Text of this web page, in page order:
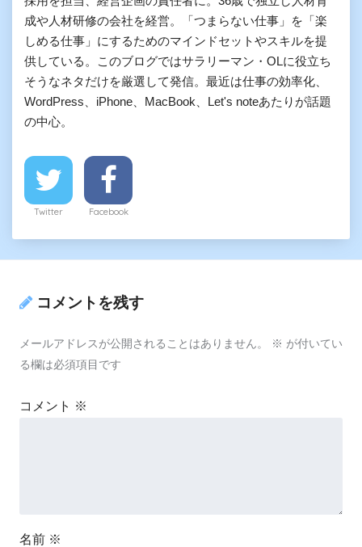
成や人材研修の会社を経営。「つまらない仕事」を「楽
しめる仕事」にするためのマインドセットやスキルを提
供している。このブログではサラリーマン・OLに役立ち
そうなネタだけを厳選して発信。最近は仕事の効率化、
WordPress、iPhone、MacBook、Let's noteあたりが話題
の中心。
Twitter Facebook
コメントを残す
メールアドレスが公開されることはありません。 ※ が付いてい
る欄は必須項目です
コメント ※
名前 ※